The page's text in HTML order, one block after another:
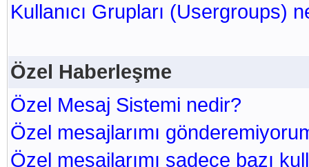
Kullanıcı Grupları (Usergroups)
Özel Haberleşme
Özel Mesaj Sistemi nedir?
Özel mesajlarımı
Özel mesajlarımı sadece bazı